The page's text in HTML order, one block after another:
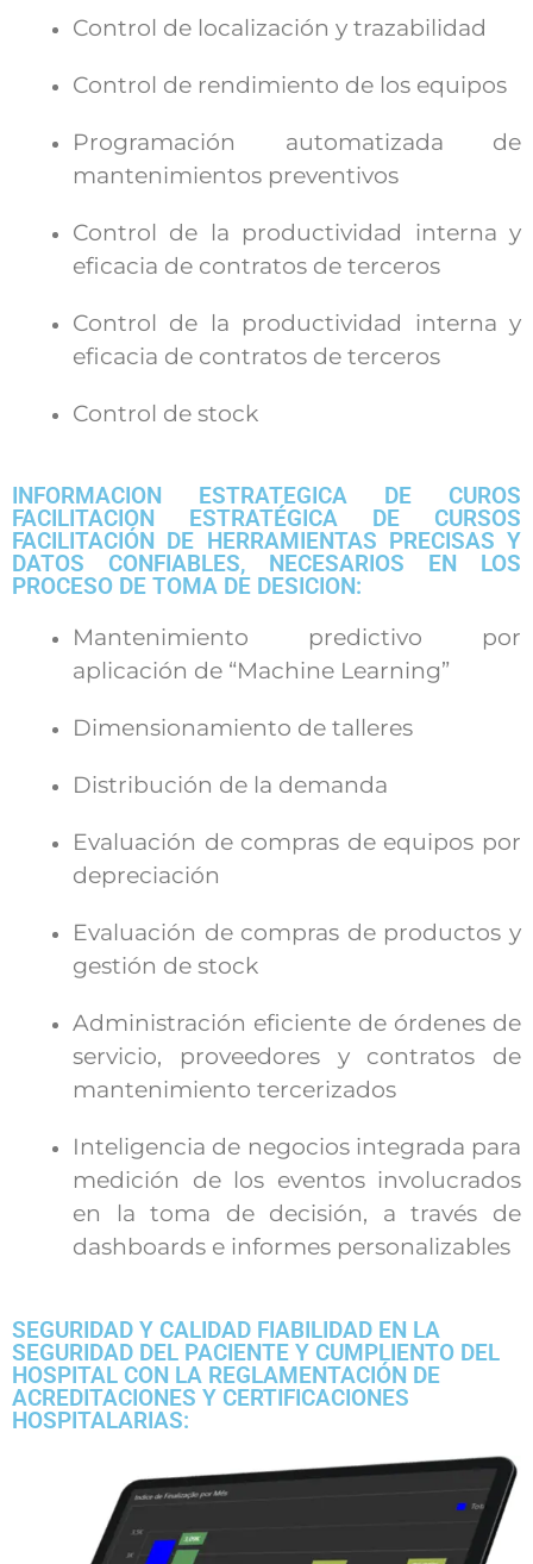
Control de localización y trazabilidad
Control de rendimiento de los equipos
Programación automatizada de
mantenimientos preventivos
Control de la productividad interna y
eficacia de contratos de terceros
Control de la productividad interna y
eficacia de contratos de terceros
Control de stock
INFORMACION ESTRATEGICA DE CUROS
FACILITACION ESTRATÉGICA DE CURSOS
FACILITACIÓN DE HERRAMIENTAS PRECISAS Y
DATOS CONFIABLES, NECESARIOS EN LOS
PROCESO DE TOMA DE DESICION:
Mantenimiento predictivo por
aplicación de “Machine Learning”
Dimensionamiento de talleres
Distribución de la demanda
Evaluación de compras de equipos por
depreciación
Evaluación de compras de productos y
gestión de stock
Administración eficiente de órdenes de
servicio, proveedores y contratos de
mantenimiento tercerizados
Inteligencia de negocios integrada para
medición de los eventos involucrados
en la toma de decisión, a través de
dashboards e informes personalizables
SEGURIDAD Y CALIDAD FIABILIDAD EN LA
SEGURIDAD DEL PACIENTE Y CUMPLIENTO DEL
HOSPITAL CON LA REGLAMENTACIÓN DE
ACREDITACIONES Y CERTIFICACIONES
HOSPITALARIAS: